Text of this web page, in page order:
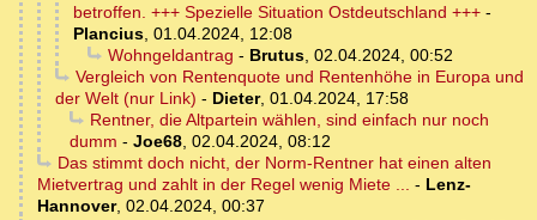
betroffen. +++ Spezielle Situation Ostdeutschland +++ -
Plancius, 01.04.2024, 12:08
Wohngeldantrag - Brutus, 02.04.2024, 00:52
Vergleich von Rentenquote und Rentenhöhe in Europa und
der Welt (nur Link) - Dieter, 01.04.2024, 17:58
Rentner, die Altpartein wählen, sind einfach nur noch
dumm - Joe68, 02.04.2024, 08:12
Das stimmt doch nicht, der Norm-Rentner hat einen alten
Mietvertrag und zahlt in der Regel wenig Miete ... - Lenz-
Hannover, 02.04.2024, 00:37